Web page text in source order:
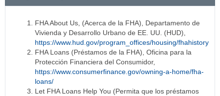
FHA About Us, (Acerca de la FHA), Departamento de
Vivienda y Desarrollo Urbano de EE. UU. (HUD),
https://www.hud.gov/program_offices/housing/fhahistory
FHA Loans (Préstamos de la FHA), Oficina para la
Protección Financiera del Consumidor,
https://www.consumerfinance.gov/owning-a-home/fha-
loans/
Let FHA Loans Help You (Permita que los préstamos